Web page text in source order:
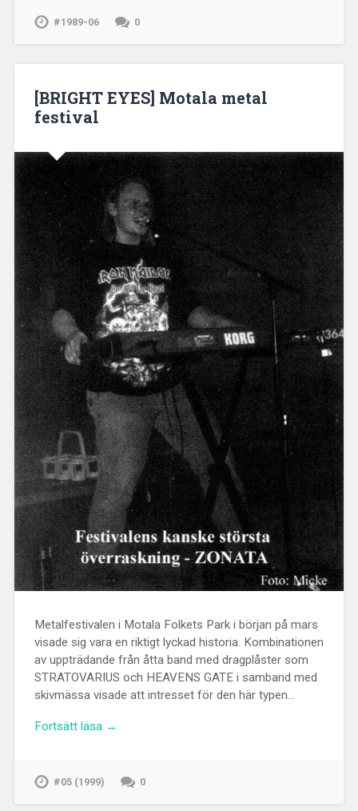
#1989-06 0
[BRIGHT EYES] Motala metal
festival
Metalfestivalen i Motala Folkets Park i början på mars
visade sig vara en riktigt lyckad historia. Kombinationen
av uppträdande från åtta band med dragplåster som
STRATOVARIUS och HEAVENS GATE i samband med
skivmässa visade att intresset för den här typen…
Fortsätt läsa →
#05 (1999) 0